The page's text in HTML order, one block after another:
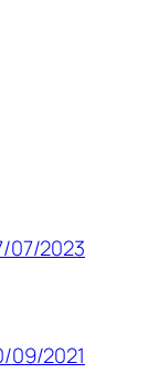
07/2023
09/2021